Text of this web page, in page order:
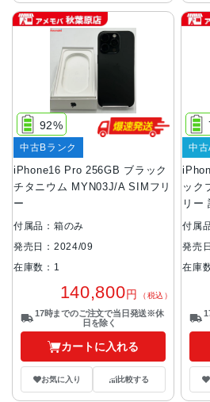
iPhone16 Pro 256GB ブラック
チタニウム MYN03J/A SIMフリ
ー
92%
中古Bランク
付属品：箱のみ
発売日：2024/09
在庫数：1
140,800円 （税込）
17時までのご注文で当日発送※休
日を除く
カートに入れる
お気に入り 比較する
ック
リー
中
付属
発売
在庫